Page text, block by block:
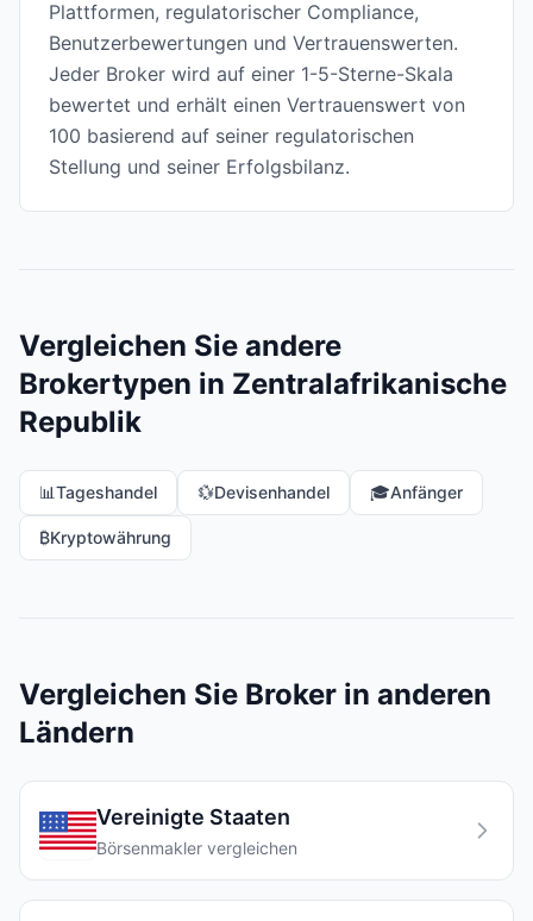
Plattformen, regulatorischer Compliance,
Benutzerbewertungen und Vertrauenswerten.
Jeder Broker wird auf einer 1-5-Sterne-Skala
bewertet und erhält einen Vertrauenswert von
100 basierend auf seiner regulatorischen
Stellung und seiner Erfolgsbilanz.
Vergleichen Sie andere
Brokertypen in Zentralafrikanische
Republik
📊Tageshandel 💱Devisenhandel 🎓Anfänger
₿Kryptowährung
Vergleichen Sie Broker in anderen
Ländern
Vereinigte Staaten
Börsenmakler vergleichen